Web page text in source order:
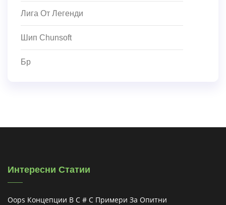
Лига От Легенди
Шип Chunsoft
Бр
Интересни Статии
Oops Концепции В C # С Примери За Опитни